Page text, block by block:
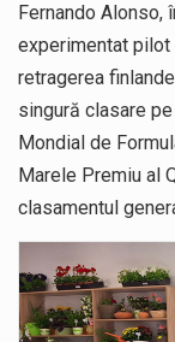
Fernando Alonso,
experimentat pilot
retragerea
singură clasare
Mondial de
Marele Premiu al
clasamentul